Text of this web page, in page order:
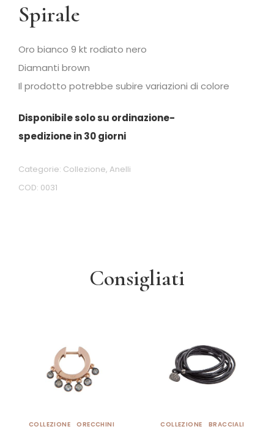
Spirale
Oro bianco 9 kt rodiato nero
Diamanti brown
Il prodotto potrebbe subire variazioni di colore
Disponibile solo su ordinazione-
spedizione in 30 giorni
COD: 0031
Categorie: Collezione, Anelli
Consigliati
COLLEZIONE ORECCHINI COLLEZIONE BRACCIALI